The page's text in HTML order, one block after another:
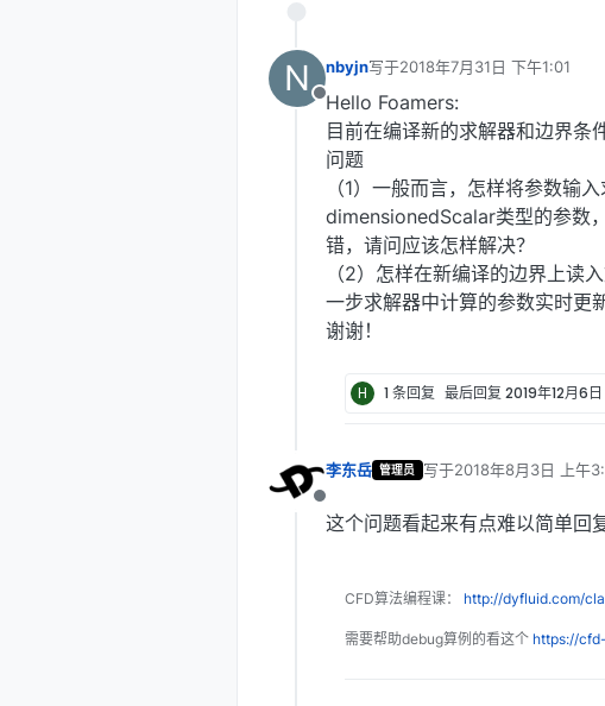
N
离线
nbyjn写于2018年7月31日 下午1:01
最后由 编辑
Hello Foamers:
目前在编译新的求解器和边界条
问题
（1）一般而言，怎样将参数输
dimensionedScalar类型的参数
错，请问应该怎样解决？
（2）怎样在新编译的边界上读
一步求解器中计算的参数实时更
谢谢！
H 1 条回复 最后回复 2019年12月6
离线
李东岳 管理员 写于2018年8月3日 上午
最后由 编辑
这个问题看起来有点难以简单回
CFD算法编程课： http://dyfluid.com/
需要帮助debug算例的看这个 https://